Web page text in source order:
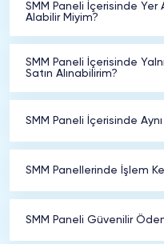
SMM Paneli İçerisinde Yer
Alabilir Miyim?
SMM Paneli İçerisinde
Satın Alınabilirim?
SMM Paneli İçerisinde
SMM Panellerinde İşlem
SMM Paneli Güvenilir